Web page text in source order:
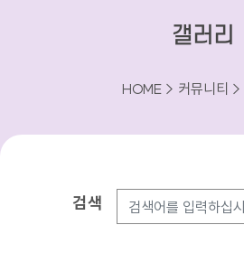
갤러리
HOME > 커뮤니티 >
검색방법
검색